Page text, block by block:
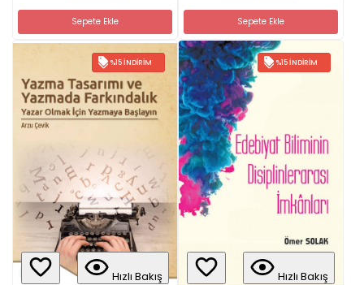
Sepete Ekle Sepete Ekle
%15 İNDIRIM
Hızlı Bakış
%15 İNDIRIM
Hızlı Bakış